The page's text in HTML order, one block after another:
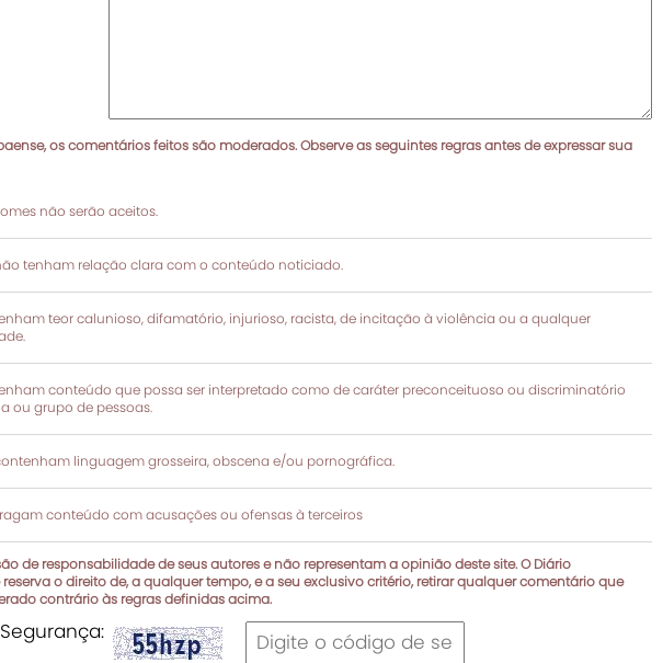
os comentários feitos são moderados. Observe as seguintes regras antes de expressar sua
não serão aceitos.
tenham relação clara com o conteúdo noticiado.
teor calunioso, difamatório, injurioso, racista, de incitação à violência ou a qualquer
conteúdo que possa ser interpretado como de caráter preconceituoso ou discriminatório
ou grupo de pessoas.
linguagem grosseira, obscena e/ou pornográfica.
conteúdo com acusações ou ofensas à terceiros
de responsabilidade de seus autores e não representam a opinião deste site. O Diário
o direito de, a qualquer tempo, e a seu exclusivo critério, retirar qualquer comentário que
contrário às regras definidas acima.